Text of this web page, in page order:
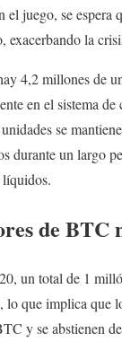
el juego, se espera
exacerbando la
4,2 millones de
en el sistema
se
durante un largo
de BTC
un total de 1
que implica que
y se abstienen